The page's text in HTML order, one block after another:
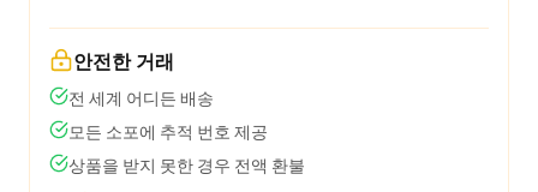
안전한 거래
전 세계 어디든 배송
모든 소포에 추적 번호 제공
상품을 받지 못한 경우 전액 환불